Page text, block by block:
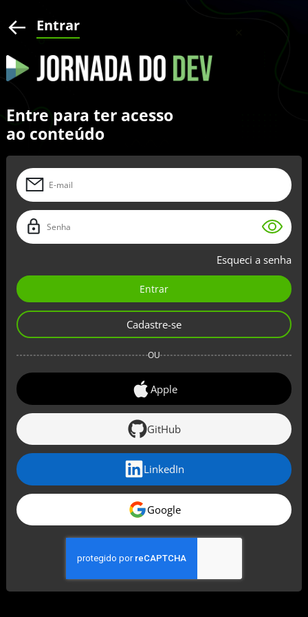
Entrar
Entre para ter acesso
ao conteúdo
Esqueci a senha
Entrar
Cadastre-se
OU
Apple
GitHub
LinkedIn
Google